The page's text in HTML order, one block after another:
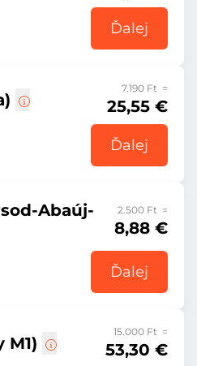
Ďalej
7.190 Ft =
25,55 €
Ďalej
Abaúj-
2.500 Ft =
8,88 €
Ďalej
M1)
15.000 Ft =
53,30 €